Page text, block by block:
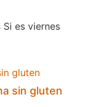
es viernes
gluten
sin gluten